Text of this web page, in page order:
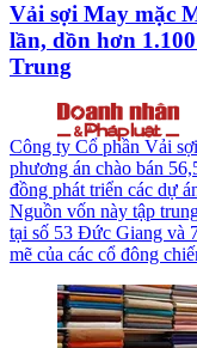
Vải sợi May mặc
lần, dồn hơn
Trung
Công ty Cổ phần Vải
phương án chào bán
đồng phát triển các dự
Nguồn vốn này tập
tại số 53 Đức Giang và
mẽ của các cổ đông